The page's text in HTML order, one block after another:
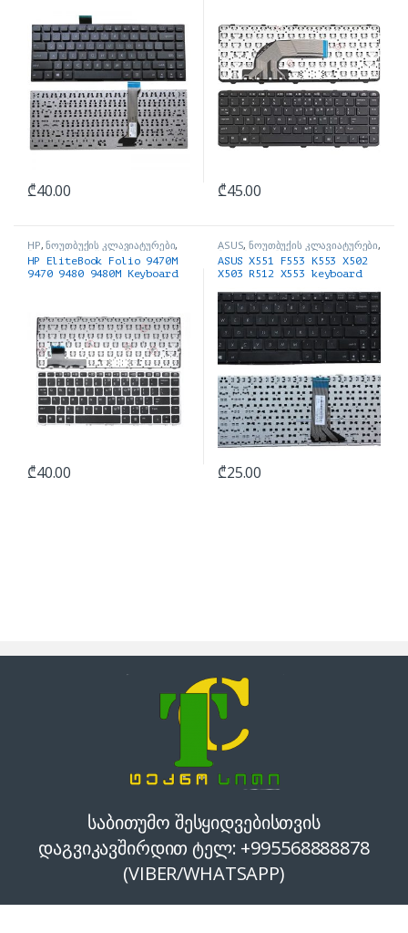
₾40.00 ₾45.00
HP,ნოუთბუქის კლავიატურები,
ნოუთბუქის ნაწილები და
აქსესუარები
HP EliteBook Folio 9470M
9470 9480 9480M Keyboard
₾40.00
ASUS,ნოუთბუქის კლავიატურები,
ნოუთბუქის ნაწილები და
აქსესუარები
ASUS X551 F553 K553 X502
X503 R512 X553 keyboard
₾25.00
საბითუმო შესყიდვებისთვის
დაგვიკავშირდით ტელ: +995568888878
(VIBER/WHATSAPP)